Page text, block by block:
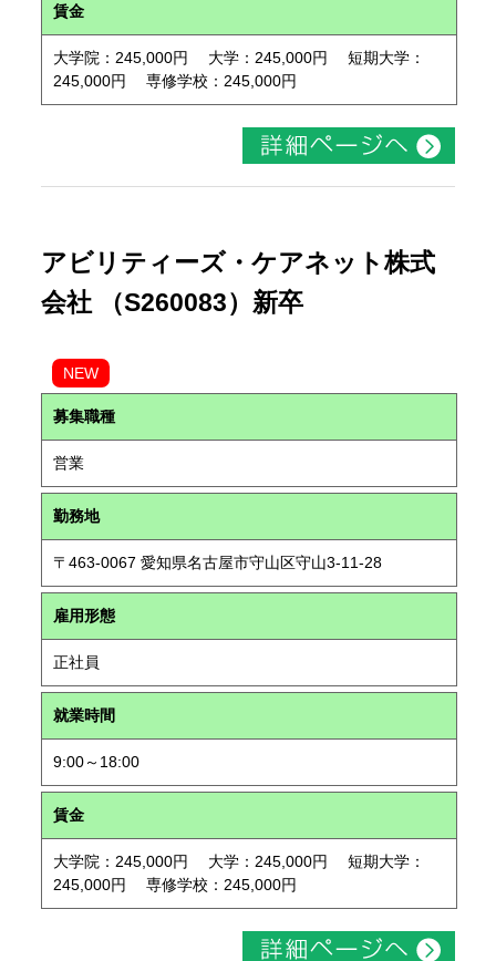
賃金
大学院：245,000円 大学：245,000円 短期大学：
245,000円 専修学校：245,000円
アビリティーズ・ケアネット株式
会社 （S260083）新卒
NEW
募集職種
営業
勤務地
〒463-0067 愛知県名古屋市守山区守山3-11-28
雇用形態
正社員
就業時間
9:00～18:00
賃金
大学院：245,000円 大学：245,000円 短期大学：
245,000円 専修学校：245,000円